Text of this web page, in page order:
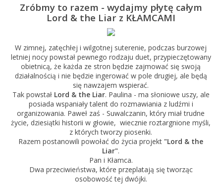
Zróbmy to razem - wydajmy płytę całym
Lord & the Liar z KŁAMCAMI
W zimnej, zatęchłej i wilgotnej suterenie, podczas burzowej
letniej nocy powstał pewnego rodzaju duet, przypieczętowany
obietnicą, że każda ze stron będzie zajmować się swoją
działalnością i nie będzie ingerować w pole drugiej, ale będą
się nawzajem wspierać.
Tak powstał Lord & the Liar. Paulina - ma słoniowe uszy, ale
posiada wspaniały talent do rozmawiania z ludźmi i
organizowania. Paweł zaś - Suwalczanin, który miał trudne
życie, dziesiątki historii w głowie, wiecznie roztargnione myśli,
z których tworzy piosenki.
Razem postanowili powołać do życia projekt "Lord & the
Liar".
Pan i Kłamca.
Dwa przeciwieństwa, które przeplatają się tworząc
osobowość tej dwójki.